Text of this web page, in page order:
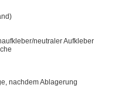
neutraler Aufkleber
nachdem Ablagerung